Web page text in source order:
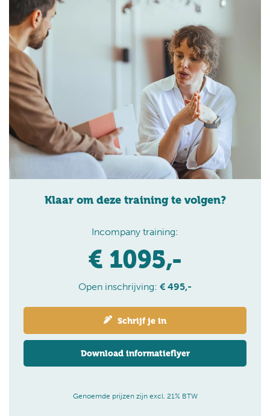
Klaar om deze training te volgen?
Incompany training:
€ 1095,-
Open inschrijving: € 495,-
Schrijf je in
Download informatieflyer
Genoemde prijzen zijn excl. 21% BTW